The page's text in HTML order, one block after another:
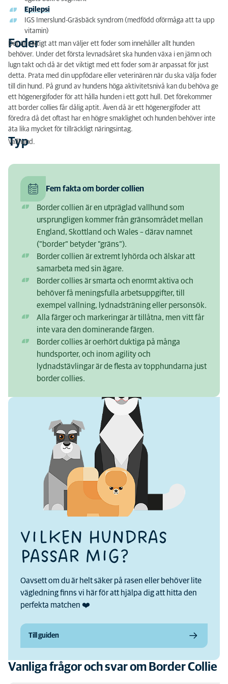
Epilepsi
IGS Imerslund-Gräsbäck syndrom (medfödd oförmåga att ta upp
vitamin)
Foder
Det är viktigt att man väljer ett foder som innehåller allt hunden
behöver. Under det första levnadsåret ska hunden växa i en jämn och
lugn takt och då är det viktigt med ett foder som är anpassat för just
detta. Prata med din uppfödare eller veterinären när du ska välja foder
till din hund. På grund av hundens höga aktivitetsnivå kan du behöva ge
ett högenergifoder för att hålla hunden i ett gott hull. Det förekommer
att border collies får dålig aptit. Även då är ett högenergifoder att
föredra då det oftast har en högre smaklighet och hunden behöver inte
äta lika mycket för tillräckligt näringsintag.
Typ
Vallhund.
Fem fakta om border collien
Border collien är en utpräglad vallhund som
ursprungligen kommer från gränsområdet mellan
England, Skottland och Wales – därav namnet
(”border” betyder ”gräns”).
Border collien är extremt lyhörda och älskar att
samarbeta med sin ägare.
Border collies är smarta och enormt aktiva och
behöver få meningsfulla arbetsuppgifter, till
exempel vallning, lydnadsträning eller personsök.
Alla färger och markeringar är tillåtna, men vitt får
inte vara den dominerande färgen.
Border collies är oerhört duktiga på många
hundsporter, och inom agility och
lydnadstävlingar är de flesta av topphundarna just
border collies.
VILKEN HUNDRAS
PASSAR MIG?
Oavsett om du är helt säker på rasen eller behöver lite
vägledning finns vi här för att hjälpa dig att hitta den
perfekta matchen ❤️
Till guiden
Vanliga frågor och svar om Border Collie